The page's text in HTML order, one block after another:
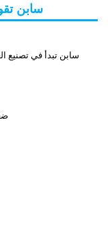
سابن
سابن تبدأ في تصنيع